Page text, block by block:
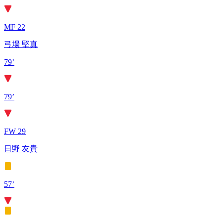
MF 22
弓場 堅真
79’
79’
FW 29
日野 友貴
57’